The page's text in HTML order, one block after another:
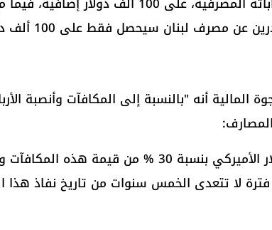
المالية أنه "بالنسبة إلى المكافآت وأنصبة
يُصار إلى فرض غرامة بالدولار الأميركي بنسبة 30
لا تتعدى الخمس سنوات من تاريخ نفاذ هذا